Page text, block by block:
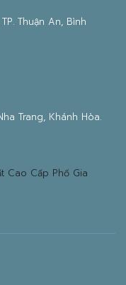
Thuận An, Bình
Trang, Khánh Hòa.